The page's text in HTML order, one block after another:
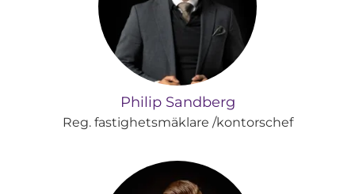
Philip Sandberg
Reg. fastighetsmäklare /kontorschef